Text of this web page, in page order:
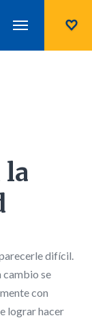
la
difícil.
cambio se
con
lograr hacer